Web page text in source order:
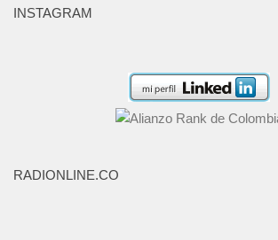
INSTAGRAM
RADIONLINE.CO